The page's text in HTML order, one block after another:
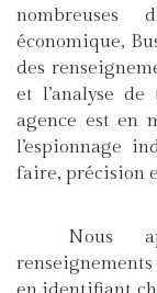
nombreuses
économique,
des
et l’analyse
agence est en
l’espionnage
faire, précision
Nous